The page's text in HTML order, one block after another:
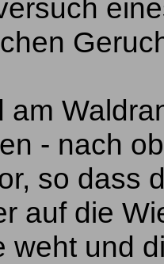
am
- nach
so dass
auf die
weht und